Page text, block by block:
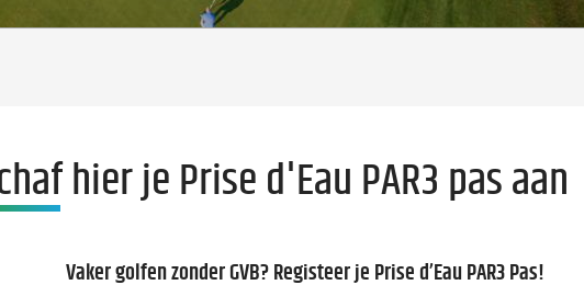
hier je Prise d'Eau PAR3 pas aan
Vaker golfen zonder GVB? Registeer je Prise d’Eau PAR3 Pas!